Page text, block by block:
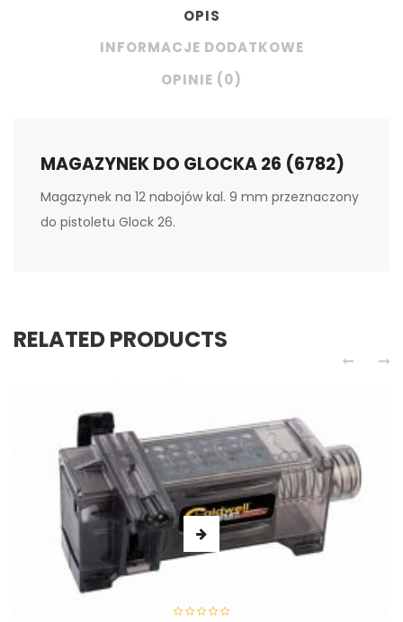
OPIS
INFORMACJE DODATKOWE
OPINIE (0)
MAGAZYNEK DO GLOCKA 26 (6782)
Magazynek na 12 nabojów kal. 9 mm przeznaczony
do pistoletu Glock 26.
RELATED PRODUCTS
Caldwell – Szybkoładowarka Do Magazynków AK Mag